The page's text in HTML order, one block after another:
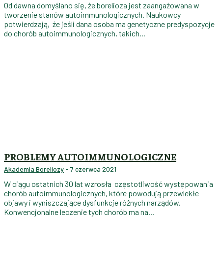
Od dawna domyślano się, że borelioza jest zaangażowana w
tworzenie stanów autoimmunologicznych. Naukowcy
potwierdzają, że jeśli dana osoba ma genetyczne predyspozycje
do chorób autoimmunologicznych, takich...
PROBLEMY AUTOIMMUNOLOGICZNE
Akademia Boreliozy - 7 czerwca 2021
W ciągu ostatnich 30 lat wzrosła częstotliwość występowania
chorób autoimmunologicznych, które powodują przewlekłe
objawy i wyniszczające dysfunkcje różnych narządów.
Konwencjonalne leczenie tych chorób ma na...